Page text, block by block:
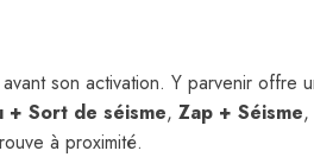
son activation. Y parvenir offre
+ Sort de séisme, Zap + Séisme,
à proximité.